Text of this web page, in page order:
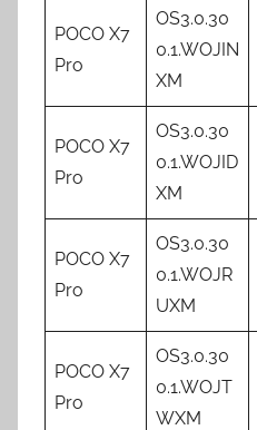
POCO X7
Pro
OS3.0.30
0.1.WOJIN
XM
POCO X7
Pro
OS3.0.30
0.1.WOJID
XM
POCO X7
Pro
OS3.0.30
0.1.WOJR
UXM
POCO X7
Pro
OS3.0.30
0.1.WOJT
WXM